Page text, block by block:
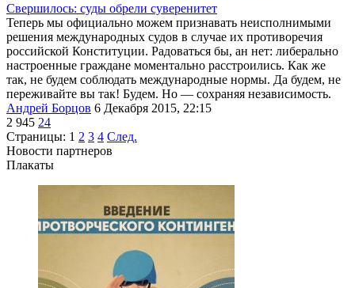
Свершилось: суды обрели суверенитет
Теперь мы официально можем признавать неисполнимыми
решения международных судов в случае их противоречия
российской Конституции. Радоваться бы, ан нет: либерально
настроенные граждане моментально расстроились. Как же
так, не будем соблюдать международные нормы. Да будем, не
переживайте вы так! Будем. Но — сохраняя независимость.
Андрей Борцов 6 Декабря 2015, 22:15
2 945 24
Страницы: 1 2 3 4 След.
Новости партнеров
Плакаты